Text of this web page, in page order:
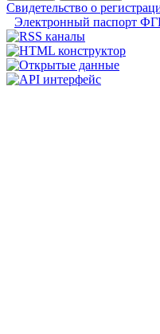
Свидетельство о
Электронный паспорт